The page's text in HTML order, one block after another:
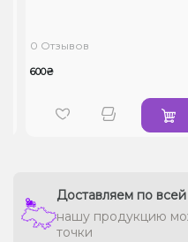
0 Отзывов
600₴
Доставляем по
нашу продукцию
точки